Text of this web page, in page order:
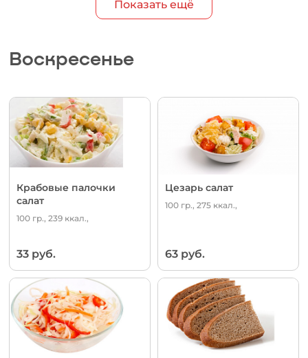
Показать ещё
Воскресенье
Крабовые палочки
салат
100 гр., 239 ккал.,
33 руб.
Цезарь салат
100 гр., 275 ккал.,
63 руб.